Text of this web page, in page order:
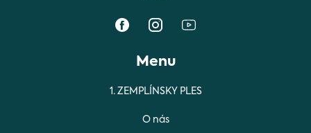
Menu
1. ZEMPLÍNSKY PLES
O nás